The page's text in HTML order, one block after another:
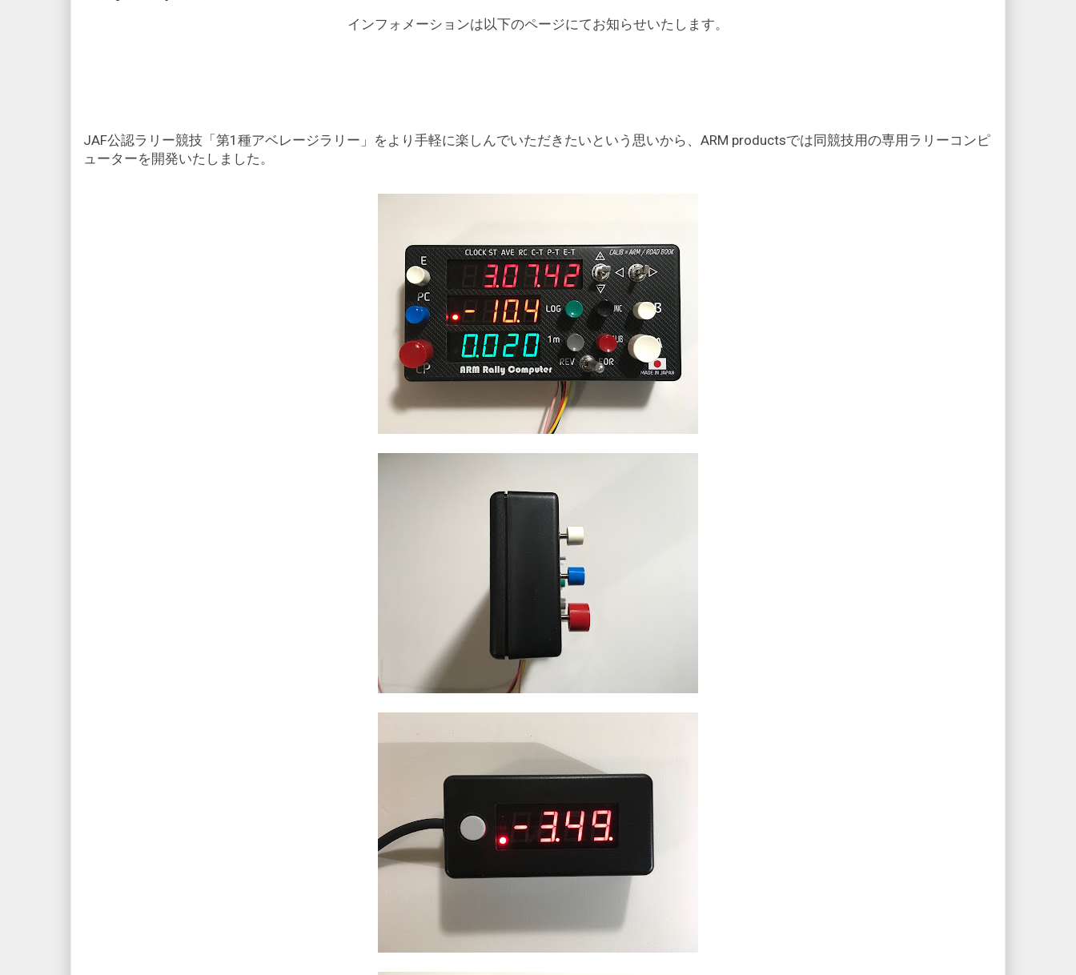
インフォメーションは以下のページにてお知らせいたします。
JAF公認ラリー競技「第1種アベレージラリー」をより手軽に楽しんでいただきたいという思いから、ARM productsでは同競技用の専用ラリーコンピ
ューターを開発いたしました。